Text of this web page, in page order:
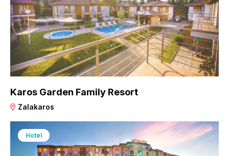
Karos Garden Family Resort
Zalakaros
Hotel